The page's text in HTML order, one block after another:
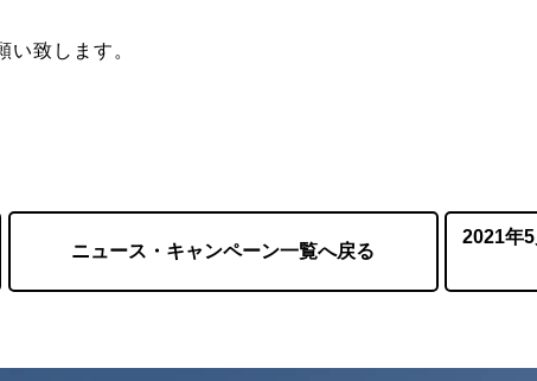
致します。
ニュース・キャンペーン一覧へ戻る
2021年